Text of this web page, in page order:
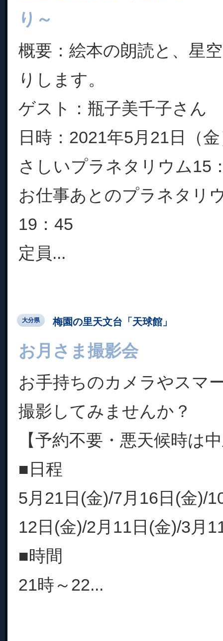
り～
概要：絵本の朗読と、星
りします。
ゲスト：瓶子美千子さん
日時：2021年5月21日（
さしいプラネタリウム15
お仕事あとのプラネタリ
19：45
定員...
大分県 梅園の里天文台「天球館」
お月さま撮影会
お手持ちのカメラやスマ
撮影してみませんか？
【予約不要・悪天候時は
■日程
5月21日(金)/7月16日(金)/
12日(金)/2月11日(金)/3月
■時間
21時～22...